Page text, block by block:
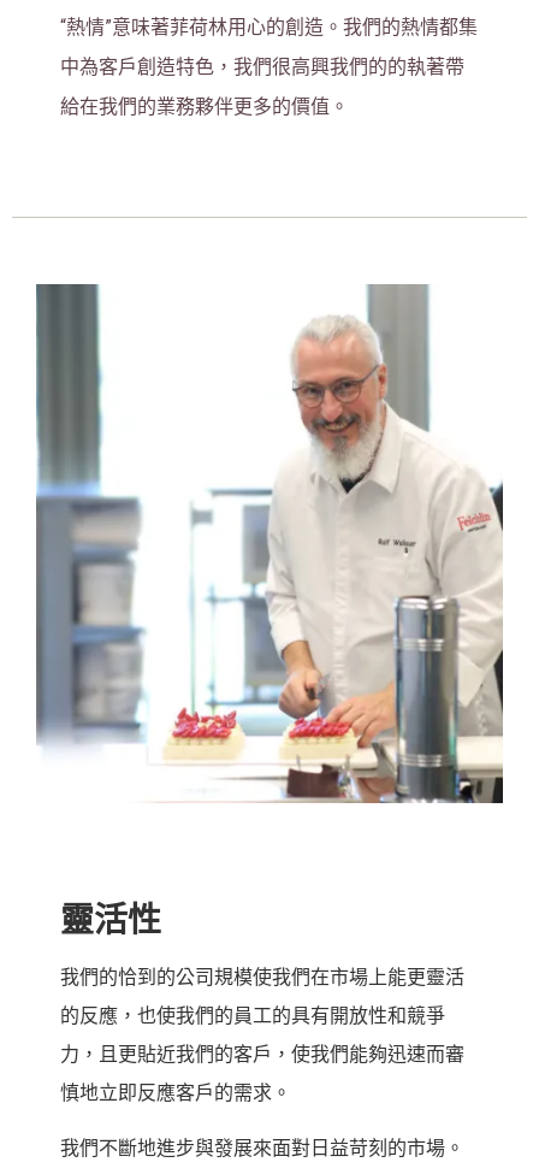
“熱情”意味著菲荷林用心的創造。我們的熱情都集
中為客戶創造特色，我們很高興我們的的執著帶
給在我們的業務夥伴更多的價值。
靈活性
我們的恰到的公司規模使我們在市場上能更靈活
的反應，也使我們的員工的具有開放性和競爭
力，且更貼近我們的客戶，使我們能夠迅速而審
慎地立即反應客戶的需求。
我們不斷地進步與發展來面對日益苛刻的市場。